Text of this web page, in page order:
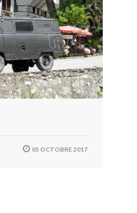
?
ET MARQUES
FONCTIONNE BLV ?
05 OCTOBRE 2017